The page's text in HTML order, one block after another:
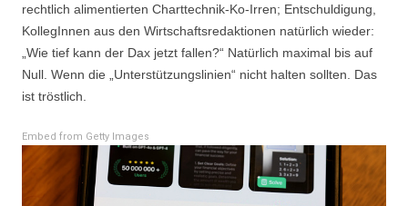
rechtlich alimentierten Charttechnik-Ko-Irren; Entschuldigung,
KollegInnen aus den Wirtschaftsredaktionen natürlich wieder:
„Wie tief kann der Dax jetzt fallen?“ Natürlich maximal bis auf
Null. Wenn die „Unterstützungslinien“ nicht halten sollten. Das
ist tröstlich.
Embed from Getty Images